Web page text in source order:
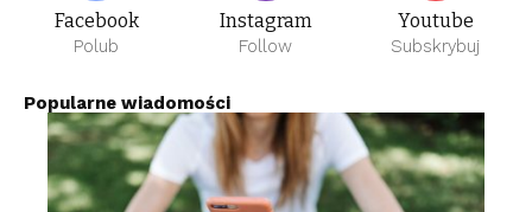
Facebook
Polub
Instagram
Follow
Youtube
Subskrybuj
Popularne wiadomości